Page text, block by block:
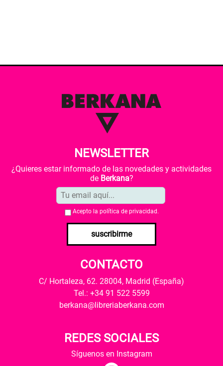
NEWSLETTER
¿Quieres estar informado de las novedades y actividades
de Berkana?
Acepto la política de privacidad .
suscribirme
CONTACTO
C/ Hortaleza, 62. 28004, Madrid (España)
Tel.: +34 91 522 5599
berkana@libreriaberkana.com
REDES SOCIALES
Síguenos en Instagram